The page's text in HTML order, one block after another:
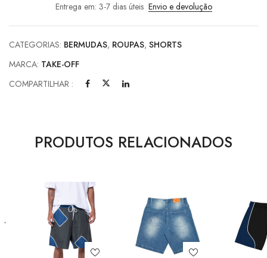
Entrega em: 3-7 dias úteis Envio e devolução
CATEGORIAS: BERMUDAS, ROUPAS, SHORTS
MARCA: TAKE-OFF
COMPARTILHAR :
PRODUTOS RELACIONADOS